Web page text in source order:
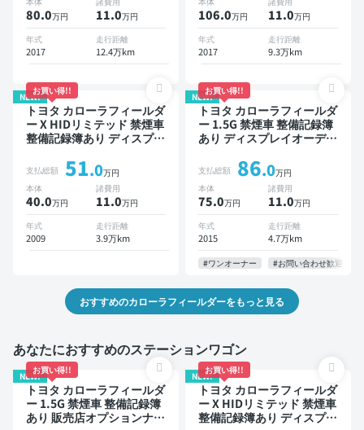
80.0万円 11.0万円
年式
2017
走行距離
12.4万km
ダー 衝突軽減
106.0万円 11.0万円
年式
2017
走行距離
9.3万km
NEW!
お買い得!!
トヨタ カローラフィールダ
ー X HIDリミテッド 禁煙車
整備記録簿あり ディスプレ
あり TV ワイヤレスキー
支払総額 51.0万円
本体
40.0万円
諸費用
11.0万円
年式
2009
走行距離
3.9万km
NEW!
お買い得!!
トヨタ カローラフィールダ
ー 1.5G 禁煙車 整備記録簿
あり ディスプレイオーディ
マートキー ETC ドライブ
レコーダー
支払総額 86.0万円
本体
75.0万円
諸費用
11.0万円
年式
2015
走行距離
4.7万km
#ワンオーナー #お問い合わせ歓迎
おすすめのカローラフィールダーをもっと見る
あなたにおすすめのステーションワゴン
NEW!
お買い得!!
トヨタ カローラフィールダ
ー 1.5G 禁煙車 整備記録簿
あり 販売店オプションナビ
NEW!
お買い得!!
トヨタ カローラフィールダ
ー X HIDリミテッド 禁煙車
整備記録簿あり ディスプレ